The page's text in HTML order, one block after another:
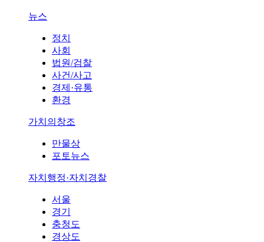
뉴스
정치
사회
법원/검찰
사건/사고
경제·유통
환경
가치의창조
만물상
포토뉴스
자치행정·자치경찰
서울
경기
충청도
경상도